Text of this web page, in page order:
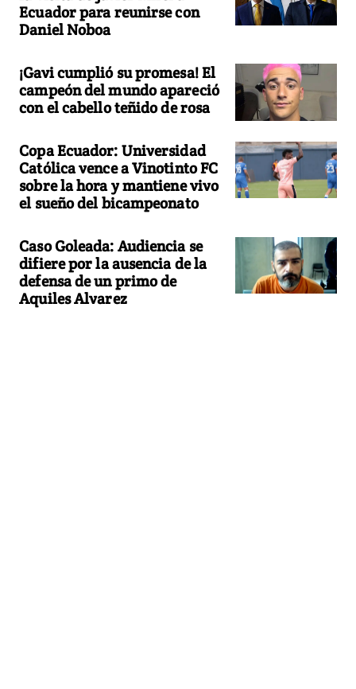
Ecuador para reunirse con
Daniel Noboa
¡Gavi cumplió su promesa! El
campeón del mundo apareció
con el cabello teñido de rosa
Copa Ecuador: Universidad
Católica vence a Vinotinto FC
sobre la hora y mantiene vivo
el sueño del bicampeonato
Caso Goleada: Audiencia se
difiere por la ausencia de la
defensa de un primo de
Aquiles Alvarez